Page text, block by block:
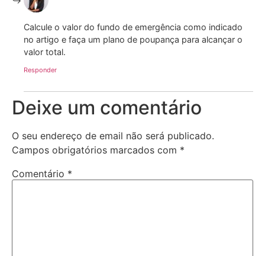
Calcule o valor do fundo de emergência como indicado
no artigo e faça um plano de poupança para alcançar o
valor total.
Responder
Deixe um comentário
O seu endereço de email não será publicado.
Campos obrigatórios marcados com *
Comentário *